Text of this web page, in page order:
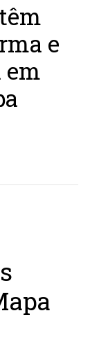
e
em